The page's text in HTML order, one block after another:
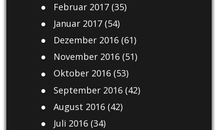
Februar 2017(35)
Januar 2017(54)
Dezember 2016(61)
November 2016(51)
Oktober 2016(53)
September 2016(42)
August 2016(42)
Juli 2016(34)